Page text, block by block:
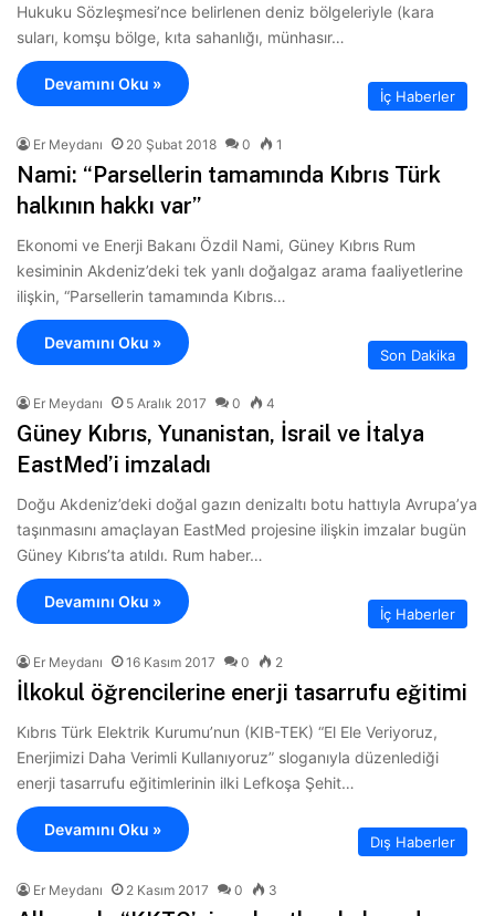
Hukuku Sözleşmesi’nce belirlenen deniz bölgeleriyle (kara
suları, komşu bölge, kıta sahanlığı, münhasır…
Devamını Oku »
İç Haberler
Er Meydanı 20 Şubat 2018 0 1
Nami: “Parsellerin tamamında Kıbrıs Türk
halkının hakkı var”
Ekonomi ve Enerji Bakanı Özdil Nami, Güney Kıbrıs Rum
kesiminin Akdeniz’deki tek yanlı doğalgaz arama faaliyetlerine
ilişkin, “Parsellerin tamamında Kıbrıs…
Devamını Oku »
Son Dakika
Er Meydanı 5 Aralık 2017 0 4
Güney Kıbrıs, Yunanistan, İsrail ve İtalya
EastMed’i imzaladı
Doğu Akdeniz’deki doğal gazın denizaltı botu hattıyla Avrupa’ya
taşınmasını amaçlayan EastMed projesine ilişkin imzalar bugün
Güney Kıbrıs’ta atıldı. Rum haber…
Devamını Oku »
İç Haberler
Er Meydanı 16 Kasım 2017 0 2
İlkokul öğrencilerine enerji tasarrufu eğitimi
Kıbrıs Türk Elektrik Kurumu’nun (KIB-TEK) “El Ele Veriyoruz,
Enerjimizi Daha Verimli Kullanıyoruz” sloganıyla düzenlediği
enerji tasarrufu eğitimlerinin ilki Lefkoşa Şehit…
Devamını Oku »
Dış Haberler
Er Meydanı 2 Kasım 2017 0 3